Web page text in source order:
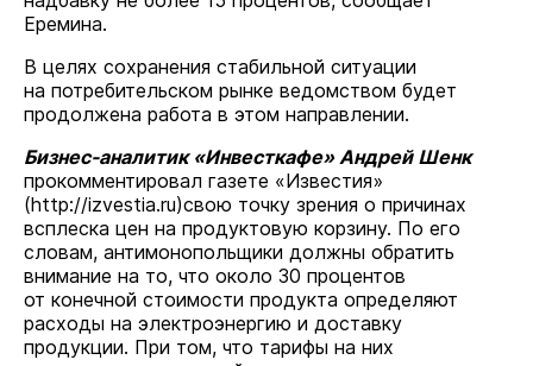
Еремина.
В целях сохранения стабильной ситуации
на потребительском рынке ведомством будет
продолжена работа в этом направлении.
Бизнес-аналитик «Инвесткафе» Андрей Шенк
прокомментировал газете «Известия»
(http://izvestia.ru)свою точку зрения о причинах
всплеска цен на продуктовую корзину. По его
словам, антимонопольщики должны обратить
внимание на то, что около 30 процентов
от конечной стоимости продукта определяют
расходы на электроэнергию и доставку
продукции. При том, что тарифы на них